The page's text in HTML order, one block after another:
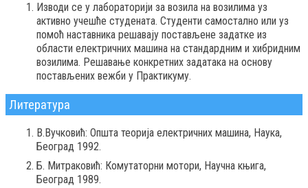
Изводи се у лабораторији за возила на возилима уз
активно учешће студената. Студенти самостално или уз
помоћ наставника решавају постављене задатке из
области електричних машина на стандардним и хибридним
возилима. Решавање конкретних задатака на основу
постављених вежби у Практикуму.
Литература
В.Вучковић: Општа теорија електричних машина, Наука,
Београд 1992.
Б. Митраковић: Комутаторни мотори, Научна књига,
Београд 1989.